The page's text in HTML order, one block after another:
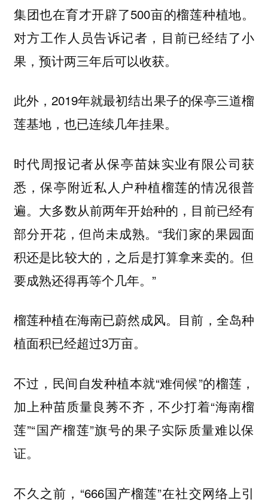
集团也在育才开辟了500亩的榴莲种植地。
对方工作人员告诉记者，目前已经结了小
果，预计两三年后可以收获。
此外，2019年就最初结出果子的保亭三道榴
莲基地，也已连续几年挂果。
时代周报记者从保亭苗妹实业有限公司获
悉，保亭附近私人户种植榴莲的情况很普
遍。大多数从前两年开始种的，目前已经有
部分开花，但尚未成熟。“我们家的果园面
积还是比较大的，之后是打算拿来卖的。但
要成熟还得再等个几年。”
榴莲种植在海南已蔚然成风。目前，全岛种
植面积已经超过3万亩。
不过，民间自发种植本就“难伺候”的榴莲，
加上种苗质量良莠不齐，不少打着“海南榴
莲”“国产榴莲”旗号的果子实际质量难以保
证。
不久之前，“666国产榴莲”在社交网络上引